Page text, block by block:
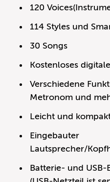
120
114 Styles und
30 Songs
Kostenloses
Verschiedene
Metronom und
Leicht und
Eingebauter
Lautsprecher/
Batterie- und